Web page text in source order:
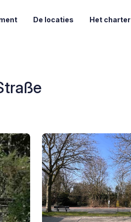
De locaties Het charter